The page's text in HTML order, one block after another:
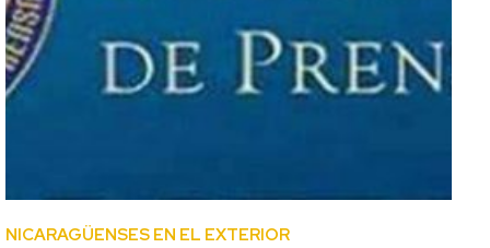
NICARAGÜENSES EN EL EXTERIOR